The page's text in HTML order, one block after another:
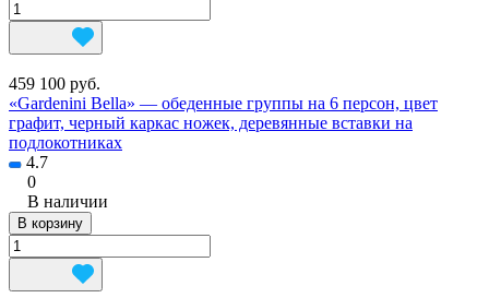
459 100 руб.
«Gardenini Bella» — обеденные группы на 6 персон, цвет
графит, черный каркас ножек, деревянные вставки на
подлокотниках
4.7
0
В наличии
В корзину